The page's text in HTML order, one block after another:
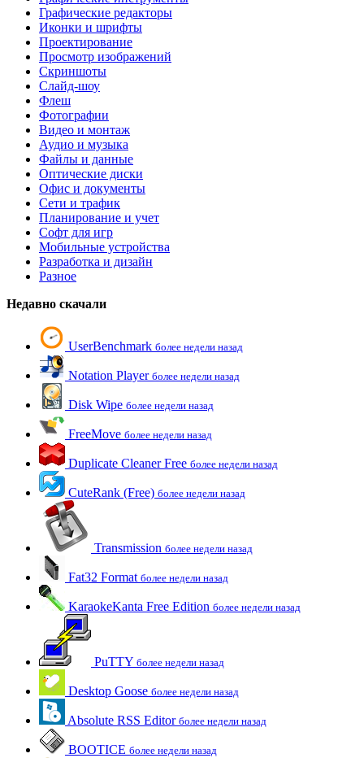
Графические редакторы
Иконки и шрифты
Проектирование
Просмотр изображений
Скриншоты
Слайд-шоу
Флеш
Фотографии
Видео и монтаж
Аудио и музыка
Файлы и данные
Оптические диски
Офис и документы
Сети и трафик
Планирование и учет
Софт для игр
Мобильные устройства
Разработка и дизайн
Разное
Недавно скачали
UserBenchmark более недели назад
Notation Player более недели назад
Disk Wipe более недели назад
FreeMove более недели назад
Duplicate Cleaner Free более недели назад
CuteRank (Free) более недели назад
Transmission более недели назад
Fat32 Format более недели назад
KaraokeKanta Free Edition более недели назад
PuTTY более недели назад
Desktop Goose более недели назад
Absolute RSS Editor более недели назад
BOOTICE более недели назад